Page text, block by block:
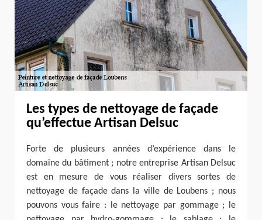
Les types de nettoyage de façade
qu’effectue Artisan Delsuc
Forte de plusieurs années d’expérience dans le
domaine du bâtiment ; notre entreprise Artisan Delsuc
est en mesure de vous réaliser divers sortes de
nettoyage de façade dans la ville de Loubens ; nous
pouvons vous faire : le nettoyage par gommage ; le